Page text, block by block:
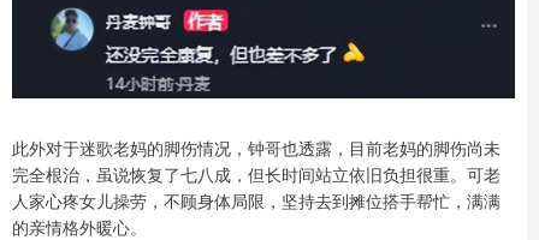
此外对于迷歌老妈的脚伤情况，钟哥也透露，目前老妈的脚伤尚未
完全根治，虽说恢复了七八成，但长时间站立依旧负担很重。可老
人家心疼女儿操劳，不顾身体局限，坚持去到摊位搭手帮忙，满满
的亲情格外暖心。